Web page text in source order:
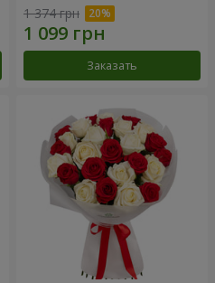
1 374 грн
Заказать